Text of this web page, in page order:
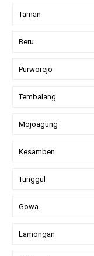
Taman
Beru
Purworejo
Tembalang
Mojoagung
Kesamben
Tunggul
Gowa
Lamongan